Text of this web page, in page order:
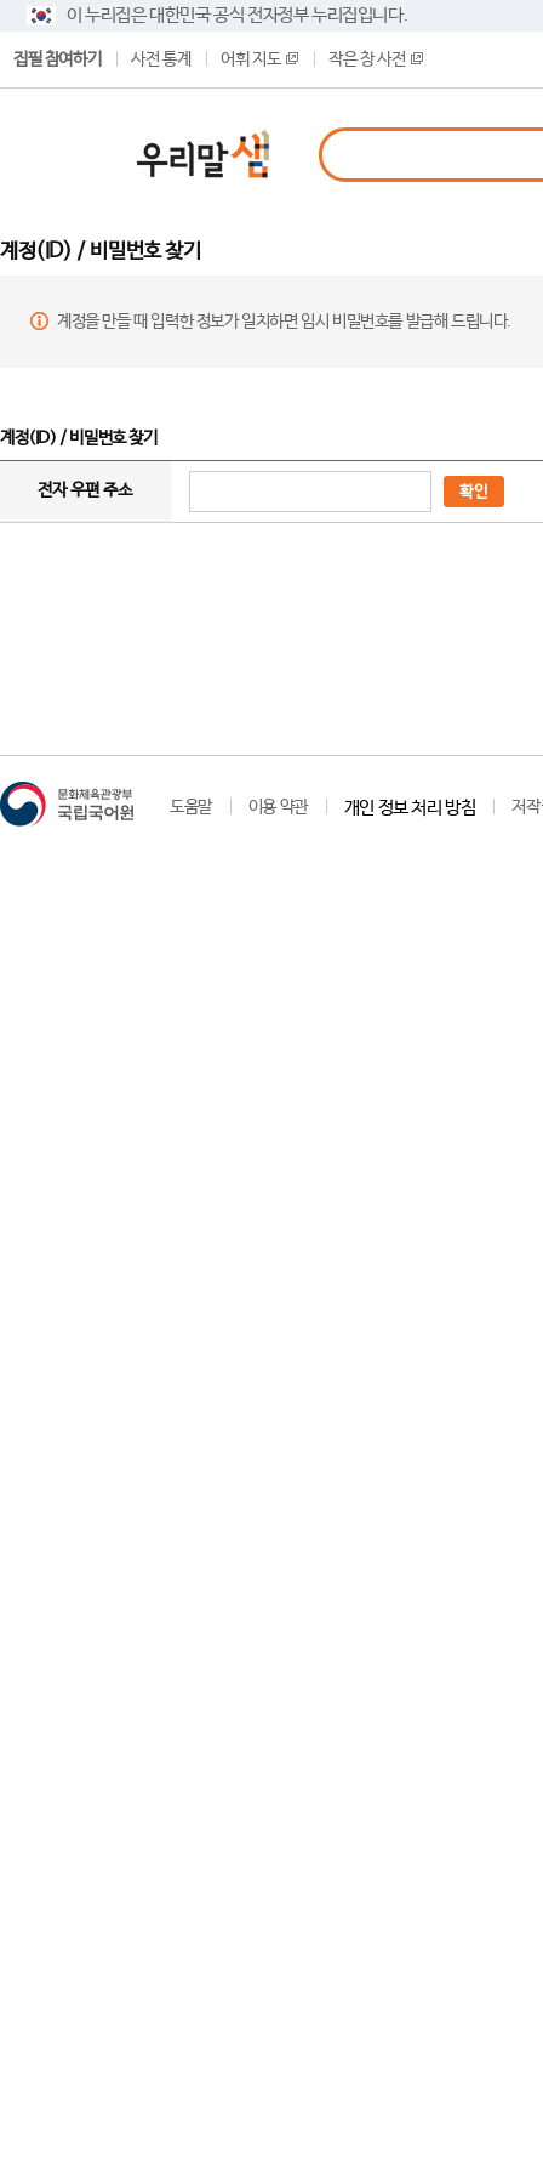
이 누리집은 대한민국 공식 전자정부 누리집입니다.
집필 참여하기 사전 통계 어휘 지도 작은 창 사전
계정(ID) / 비밀번호 찾기
계정을 만들 때 입력한 정보가 일치하면 임시 비밀번호를 발급해 드립니다.
계정(ID) / 비밀번호 찾기
전자 우편 주소 확인
도움말 이용 약관 개인 정보 처리 방침 저